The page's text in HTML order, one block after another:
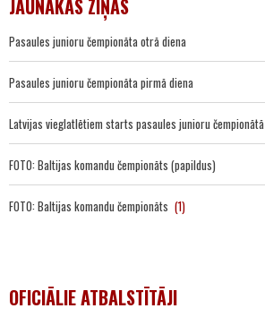
JAUNĀKĀS ZIŅAS
Pasaules junioru čempionāta otrā diena
Pasaules junioru čempionāta pirmā diena
Latvijas vieglatlētiem starts pasaules junioru čempionātā
FOTO: Baltijas komandu čempionāts (papildus)
FOTO: Baltijas komandu čempionāts (1)
OFICIĀLIE ATBALSTĪTĀJI